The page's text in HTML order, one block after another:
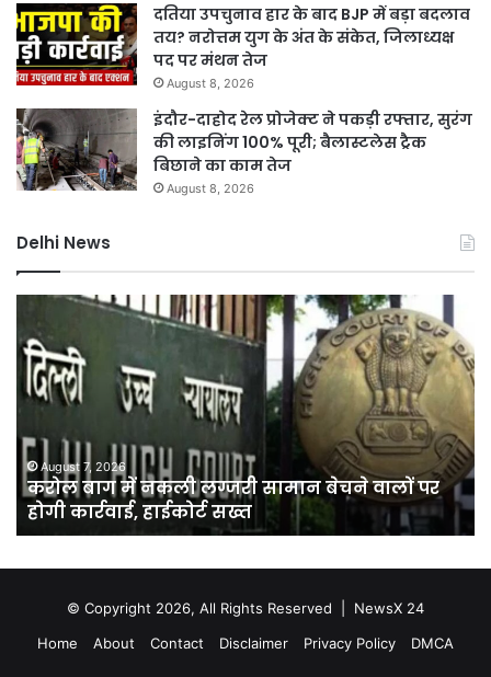
दतिया उपचुनाव हार के बाद BJP में बड़ा बदलाव
तय? नरोत्तम युग के अंत के संकेत, जिलाध्यक्ष
पद पर मंथन तेज
August 8, 2026
इंदौर-दाहोद रेल प्रोजेक्ट ने पकड़ी रफ्तार, सुरंग
की लाइनिंग 100% पूरी; बैलास्टलेस ट्रैक
बिछाने का काम तेज
August 8, 2026
Delhi News
में
नकली
लग्जरी
बेचने
वालों
पर
होगी
कार्रवाई,
August 7, 2026
करोल बाग में नकली लग्जरी सामान बेचने वालों पर
होगी कार्रवाई, हाईकोर्ट सख्त
24
घंटे
© Copyright 2026, All Rights Reserved | NewsX 24
Home
About Contact Disclaimer Privacy Policy DMCA